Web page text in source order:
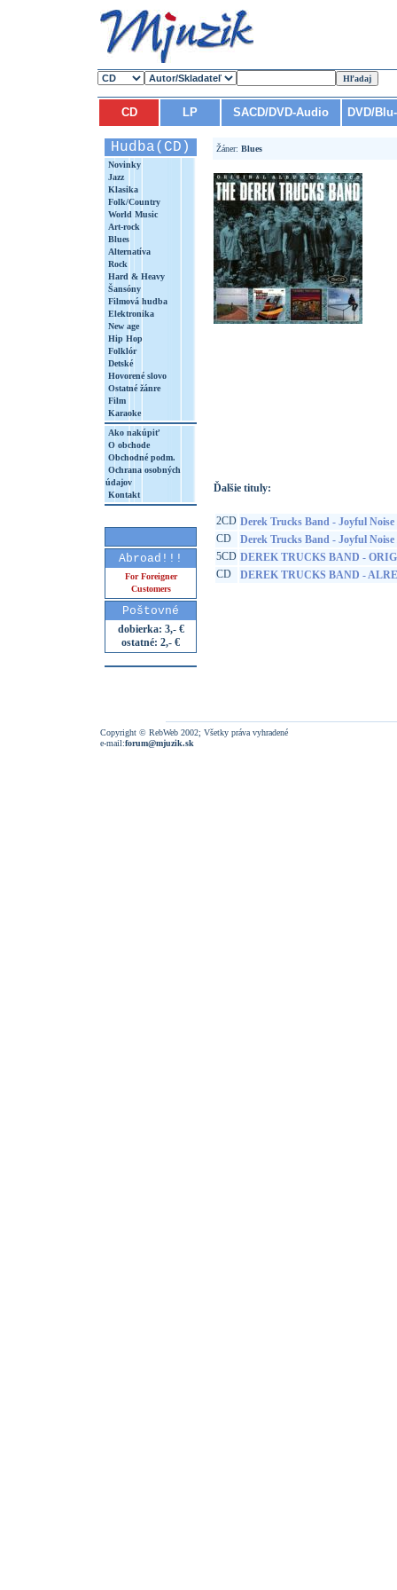
CD LP SACD/DVD-Audio DVD/
Hudba(CD)
Novinky
Jazz
Klasika
Folk/Country
World Music
Art-rock
Blues
Alternatíva
Rock
Hard & Heavy
Šansóny
Filmová hudba
Elektronika
New age
Hip Hop
Folklór
Detské
Hovorené slovo
Ostatné žánre
Film
Karaoke
Ako nakúpiť
O obchode
Obchodné podm.
Ochrana osobných
údajov
Kontakt
Abroad!!!
For Foreigner
Customers
Poštovné
dobierka: 3,- €
ostatné: 2,- €
Žáner: Blues
Ďalšie tituly:
2CD Derek Trucks Band - Joyful
CD
Derek Trucks Band - Joyful
5CD DEREK TRUCKS BAND -
CD
DEREK TRUCKS BAND -
Copyright © RebWeb 2002; Všetky práva vyhradené
e-mail:forum@mjuzik.sk